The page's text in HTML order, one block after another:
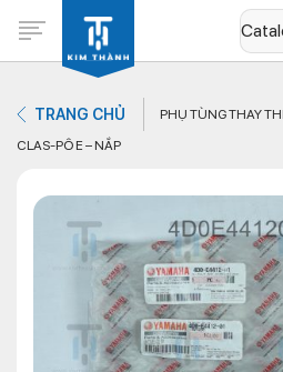
Không có sản phẩm
TRANG CHỦ PHỤ TÙNG THAY
CLAS-PÔ E – NẮP